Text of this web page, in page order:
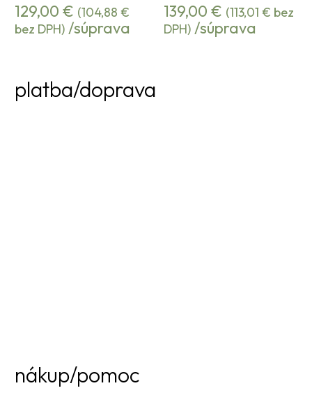
129,00 € (104,88 €
bez DPH) /súprava
139,00 € (113,01 € bez
DPH) /súprava
platba/doprava
nákup/pomoc